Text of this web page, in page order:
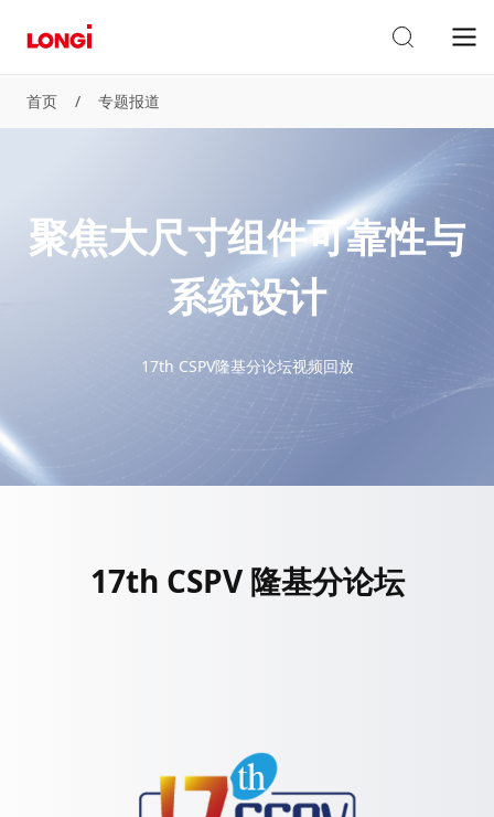
首页 / 专题报道
聚焦大尺寸组件可靠性与
系统设计
17th CSPV隆基分论坛视频回放
17th CSPV 隆基分论坛